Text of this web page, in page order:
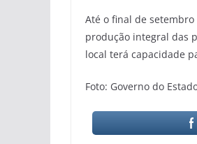
Até o final de
produção integral das
local terá capacidade
Foto: Governo do